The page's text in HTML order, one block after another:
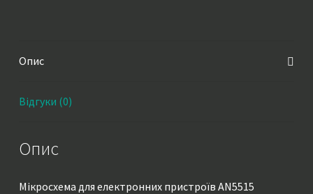
Опис
Відгуки (0)
Опис
Мікросхема для електронних пристроїв AN5515